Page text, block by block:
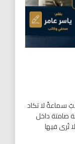
سماعةً لا تكاد
صامتة داخل
تُرى فيها